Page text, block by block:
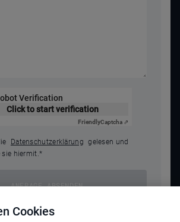
Verification
Click to start verification
FriendlyCaptcha ⇗
Datenschutzerklärung gelesen und
sie hiermit.*
ANFRAGE ABSENDEN
Cookies